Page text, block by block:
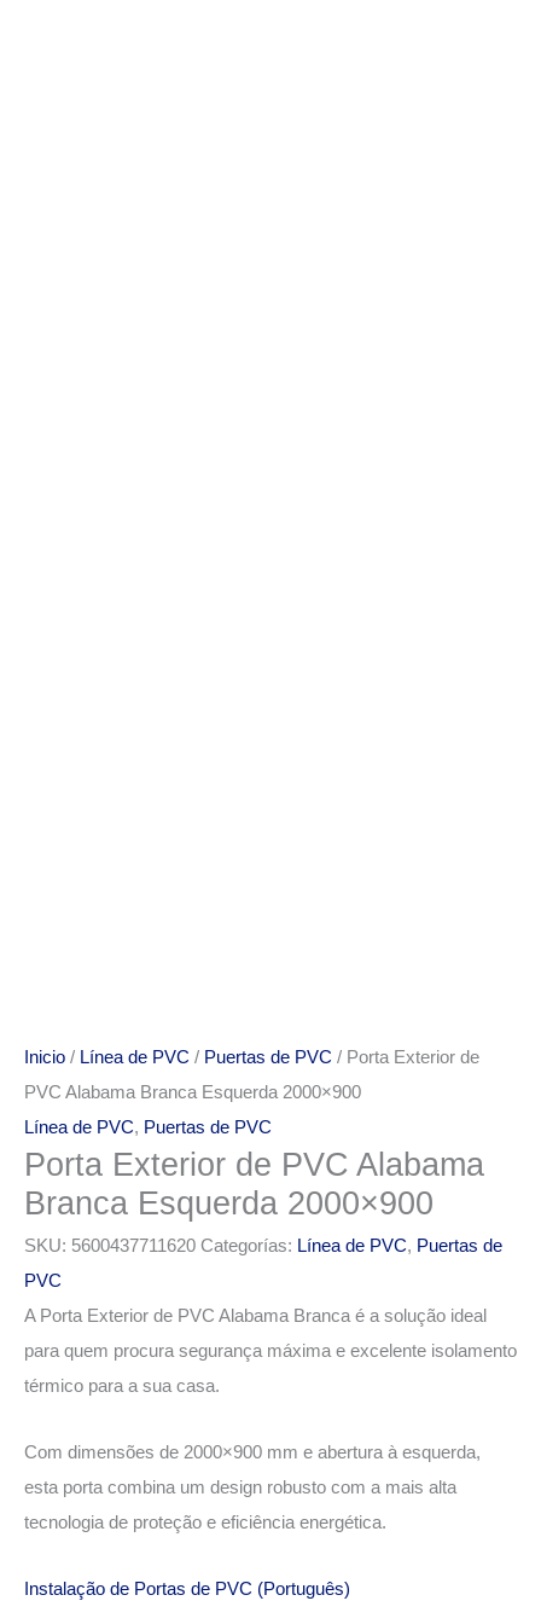
Inicio / Línea de PVC / Puertas de PVC / Porta Exterior de
PVC Alabama Branca Esquerda 2000×900
Línea de PVC, Puertas de PVC
Porta Exterior de PVC Alabama
Branca Esquerda 2000×900
SKU: 5600437711620 Categorías: Línea de PVC, Puertas de
PVC
A Porta Exterior de PVC Alabama Branca é a solução ideal
para quem procura segurança máxima e excelente isolamento
térmico para a sua casa.
Com dimensões de 2000×900 mm e abertura à esquerda,
esta porta combina um design robusto com a mais alta
tecnologia de proteção e eficiência energética.
Instalação de Portas de PVC (Português)